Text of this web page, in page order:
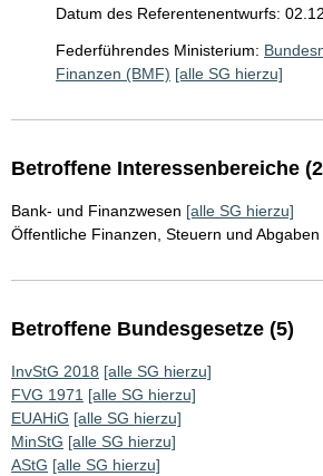
Datum des Referentenentwurfs:
Federführendes Ministerium:
Finanzen (BMF) [alle SG hierzu]
Betroffene Interessenbereiche
Bank- und Finanzwesen [alle SG hierzu]
Öffentliche Finanzen, Steuern und Abgaben
Betroffene Bundesgesetze (5)
InvStG 2018 [alle SG hierzu]
FVG 1971 [alle SG hierzu]
EUAHiG [alle SG hierzu]
MinStG [alle SG hierzu]
AStG [alle SG hierzu]